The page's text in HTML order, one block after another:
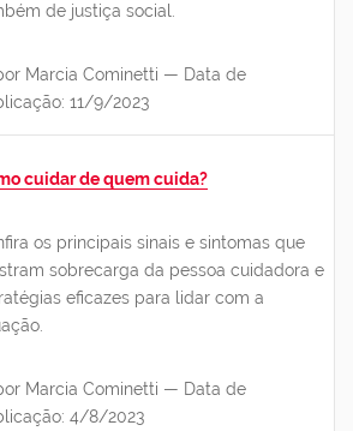
de justiça social.
Marcia Cominetti — Data de
11/9/2023
cuidar de quem cuida?
os principais sinais e sintomas que
sobrecarga da pessoa cuidadora e
eficazes para lidar com a
Marcia Cominetti — Data de
4/8/2023